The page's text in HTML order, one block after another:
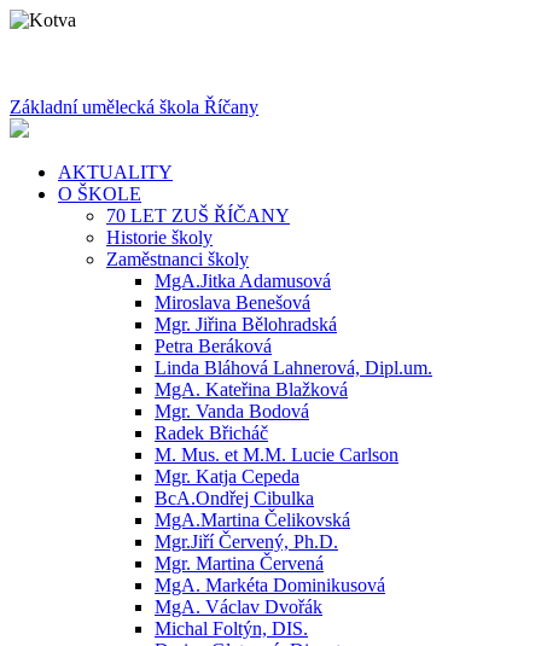
Základní umělecká škola Říčany
AKTUALITY
O ŠKOLE
70 LET ZUŠ ŘÍČANY
Historie školy
Zaměstnanci školy
MgA.Jitka Adamusová
Miroslava Benešová
Mgr. Jiřina Bělohradská
Petra Beráková
Linda Bláhová Lahnerová, Dipl.um.
MgA. Kateřina Blažková
Mgr. Vanda Bodová
Radek Břicháč
M. Mus. et M.M. Lucie Carlson
Mgr. Katja Cepeda
BcA.Ondřej Cibulka
MgA.Martina Čelikovská
Mgr.Jiří Červený, Ph.D.
Mgr. Martina Červená
MgA. Markéta Dominikusová
MgA. Václav Dvořák
Michal Foltýn, DIS.